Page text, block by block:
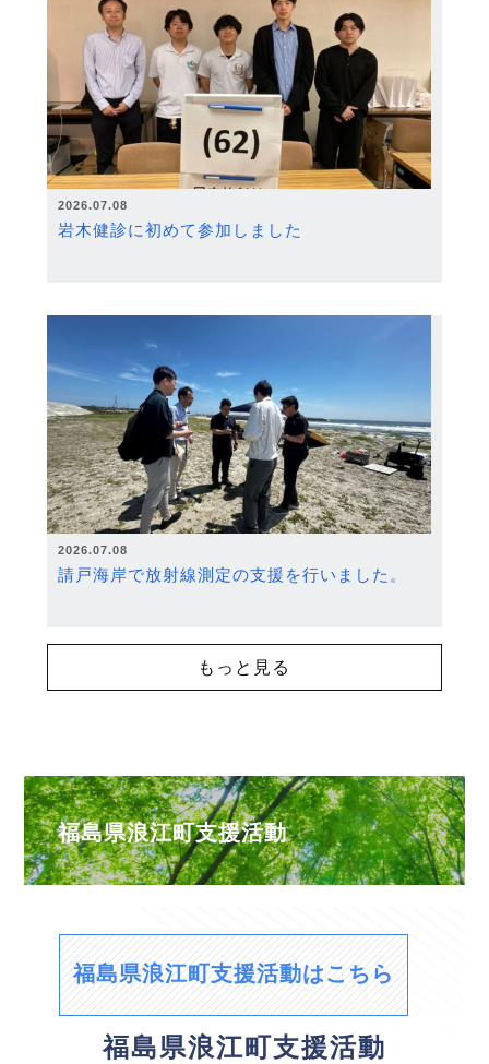
2026.07.08
岩木健診に初めて参加しました
2026.07.08
請戸海岸で放射線測定の支援を行いました。
もっと見る
福島県浪江町支援活動
福島県浪江町支援活動はこちら
福島県浪江町支援活動